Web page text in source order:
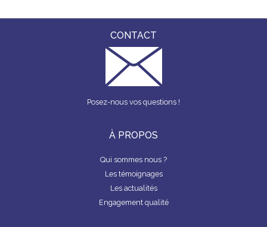
c
o
k
e
dI
n
CONTACT
Posez-nous vos questions !
À PROPOS
Qui sommes nous ?
Les témoignages
Les actualités
Engagement qualité